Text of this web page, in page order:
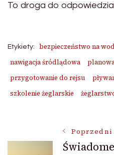
To droga do
Etykiety: bezpieczeństwo na
nawigacja śródlądowa
przygotowanie do rejsu
szkolenie żeglarskie
Nawigacja
Poprzedni